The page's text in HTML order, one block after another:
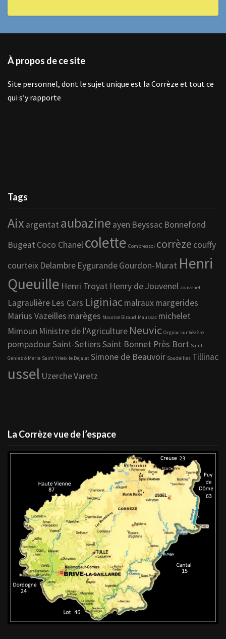
À propos de ce site
Site personnel, dont le sujet unique est la Corrèze et tout ce
qui s’y rapporte
Tags
Aix argentat aubazine ayen Beyssac Bonnefond
Bugeat Coco Chanelcolette Combressol corrèze couffy
courteix Delambre EygurandeGourdon-Murat Henri
Queuille Henri Troyat Henry de Jouvenel Jouvenel
Lagraulière Les Cars Liginiacmalrauxmargerides
Marius Vazeilles marèges Maurice Biraud Maussac michelet
Mimoun Ministre de l'Agriculture Neuvic Orgnac sur Vézère
pompadourSaint-SetiersSaint Bonnet Près Bort Saint
Geniez ô Merle Saint Yrieix le Dejalat Simone de Beauvoir Soudeilles Tillinac
ussel UzercheVaretz
La Corrèze vue de l’espace